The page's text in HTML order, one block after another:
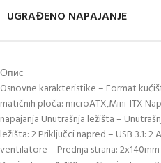
UGRAĐENO NAPAJANJE
Опис
Osnovne karakteristike – Format
matičnih ploča: microATX,Mini-ITX
napajanja Unutrašnja ležišta –
ležišta: 2 Priključci napred – USB 3.1:
ventilatore – Prednja strana: